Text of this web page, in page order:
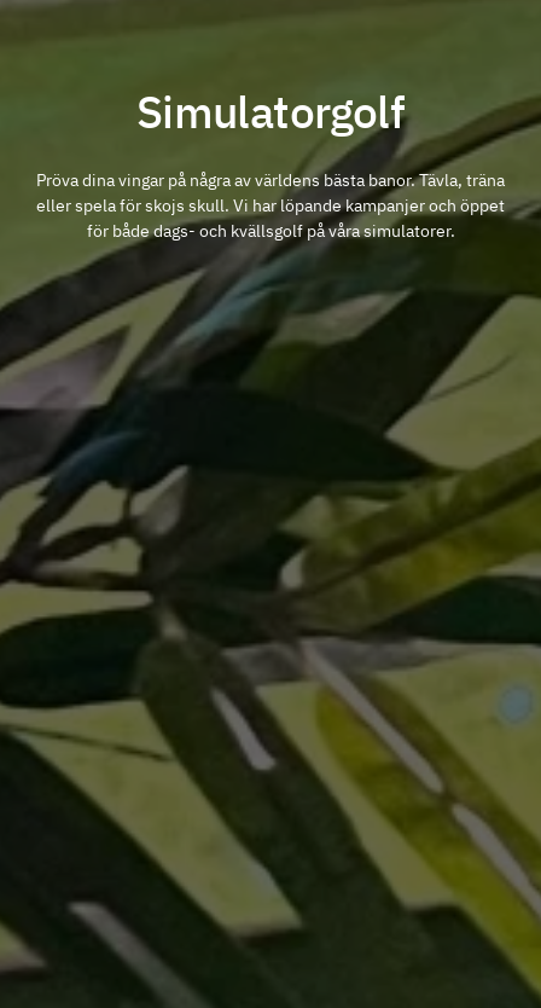
Simulatorgolf
Pröva dina vingar på några av världens bästa banor. Tävla, träna
eller spela för skojs skull. Vi har löpande kampanjer och öppet
för både dags- och kvällsgolf på våra simulatorer.